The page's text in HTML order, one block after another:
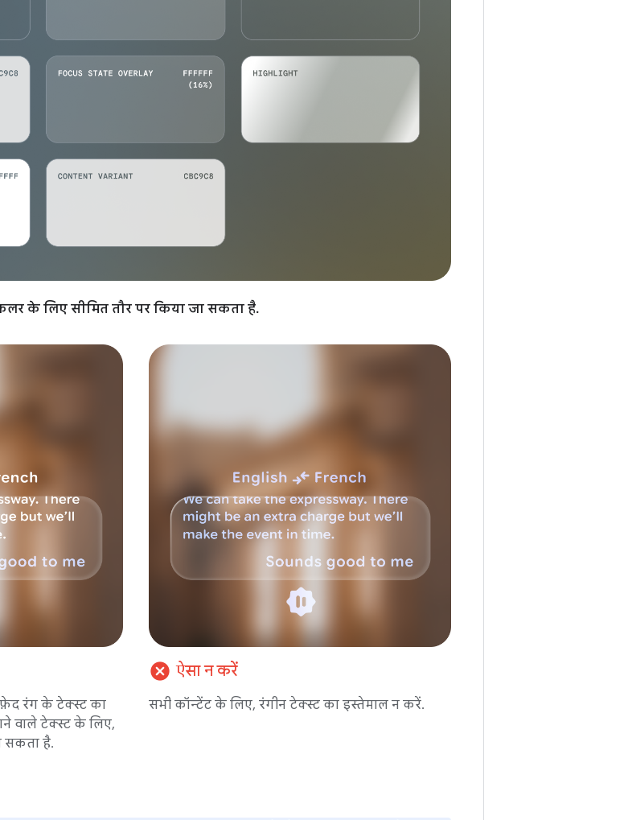
के लिए सीमित तौर पर किया जा सकता है.
रंग के टेक्स्ट का
वाले टेक्स्ट के लिए,
सकता है.
cancel ऐसा न करें
सभी कॉन्टेंट के लिए, रंगीन टेक्स्ट का इस्तेमाल न करें.